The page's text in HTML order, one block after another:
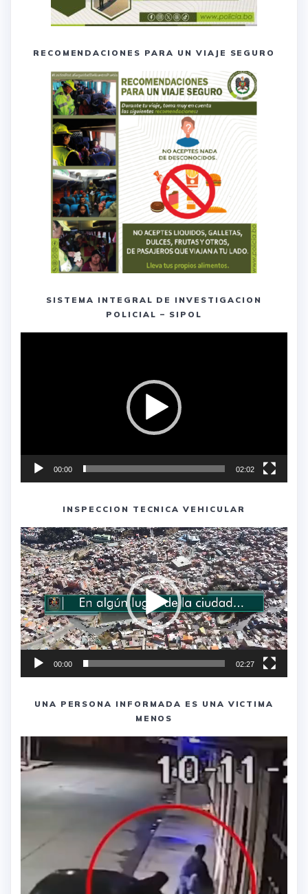
RECOMENDACIONES PARA UN VIAJE SEGURO
SISTEMA INTEGRAL DE INVESTIGACION
POLICIAL – SIPOL
00:00 02:02
INSPECCION TECNICA VEHICULAR
Reproductor
de
vídeo
00:00 02:27
UNA PERSONA INFORMADA ES UNA VICTIMA
MENOS
Reproductor
de
vídeo